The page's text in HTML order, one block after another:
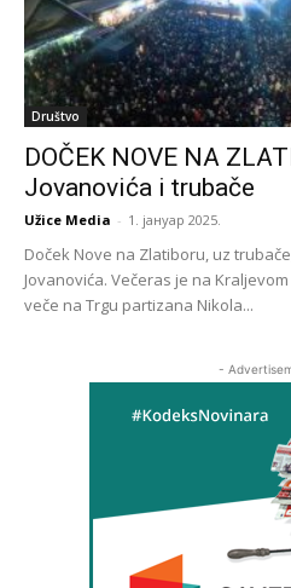
Društvo
DOČEK NOVE NA
Jovanovića i trubače
Užice Media - 1. јануар 2025.
Doček Nove na Zlatiboru, uz
Jovanovića. Večeras je na
veče na Trgu partizana Nikola...
-